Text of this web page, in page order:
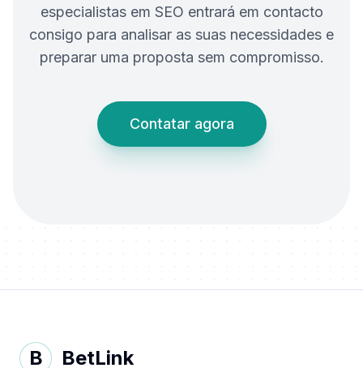
especialistas em SEO entrará em contacto
consigo para analisar as suas necessidades e
preparar uma proposta sem compromisso.
Contatar agora
B BetLink